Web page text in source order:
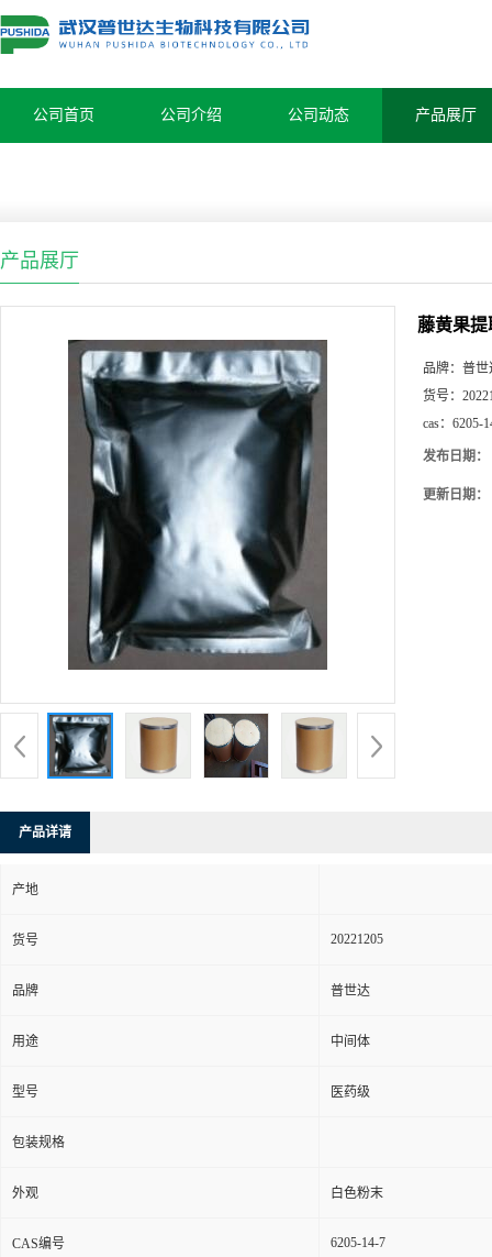
公司首页 公司介绍 公司动态 产品展厅
产品展厅
藤黄果提
品牌： 普世
货号：
cas： 6205-
发布日期：
更新日期：
产品详请
产地
货号 20221205
品牌 普世达
用途 中间体
型号 医药级
包装规格
外观 白色粉末
CAS编号 6205-14-7